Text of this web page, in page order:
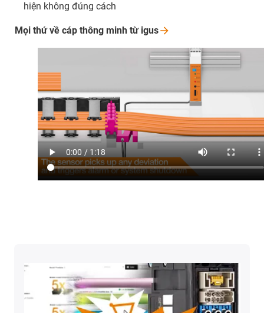
hiện không đúng cách
Mọi thứ về cáp thông minh từ igus